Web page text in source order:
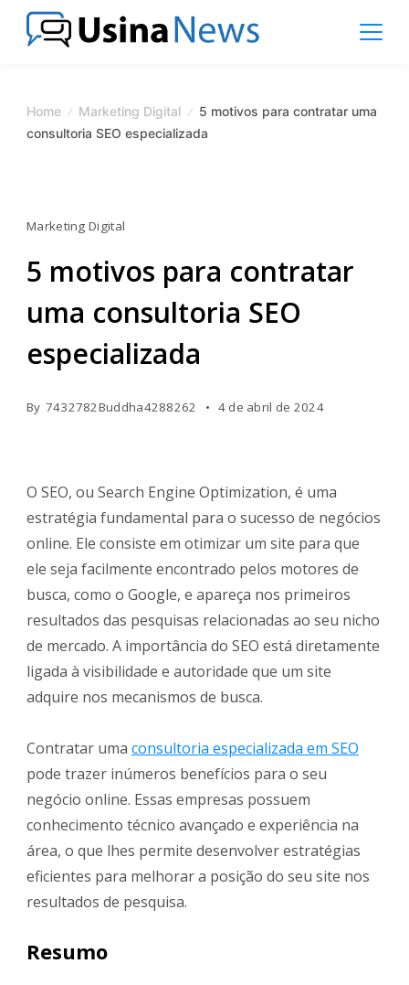
Skip
Magazine
Home Marketing Digital
5 motivos para contratar uma
consultoria SEO especializada
Marketing Digital
5 motivos para contratar
uma consultoria SEO
especializada
By 7432782Buddha4288262 4 de abril de 2024
O SEO, ou Search Engine Optimization, é uma
estratégia fundamental para o sucesso de negócios
online. Ele consiste em otimizar um site para que
ele seja facilmente encontrado pelos motores de
busca, como o Google, e apareça nos primeiros
resultados das pesquisas relacionadas ao seu nicho
de mercado. A importância do SEO está diretamente
ligada à visibilidade e autoridade que um site
adquire nos mecanismos de busca.
Contratar uma consultoria especializada em SEO
pode trazer inúmeros benefícios para o seu
negócio online. Essas empresas possuem
conhecimento técnico avançado e experiência na
área, o que lhes permite desenvolver estratégias
eficientes para melhorar a posição do seu site nos
resultados de pesquisa.
Resumo